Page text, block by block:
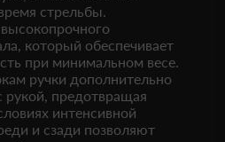
стрельбы.
который обеспечивает
при минимальном весе.
ручки дополнительно
рукой, предотвращая
интенсивной
и сзади позволяют